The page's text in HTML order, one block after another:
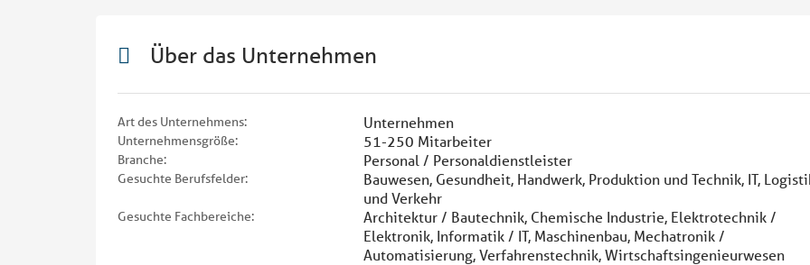
Über das Unternehmen
Art des Unternehmens: Unternehmen
Unternehmensgröße: 51-250 Mitarbeiter
Branche: Personal / Personaldienstleister
Gesuchte Berufsfelder:
Bauwesen, Gesundheit, Handwerk, Produktion und Technik, IT,
und Verkehr
Gesuchte Fachbereiche:
Architektur / Bautechnik, Chemische Industrie, Elektrotechnik /
Elektronik, Informatik / IT, Maschinenbau, Mechatronik /
Automatisierung, Verfahrenstechnik, Wirtschaftsingenieurwesen